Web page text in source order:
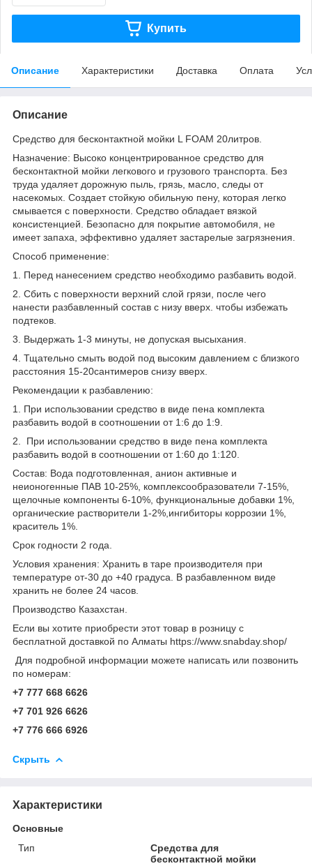
Купить
Описание Характеристики Доставка Оплата
Описание
Средство для бесконтактной мойки L FOAM 20литров.
Назначение: Высоко концентрированное средство для
бесконтактной мойки легкового и грузового транспорта. Без
труда удаляет дорожную пыль, грязь, масло, следы от
насекомых. Создает стойкую обильную пену, которая легко
смывается с поверхности. Средство обладает вязкой
консистенцией. Безопасно для покрытие автомобиля, не
имеет запаха, эффективно удаляет застарелые загрязнения.
Способ применение:
1. Перед нанесением средство необходимо разбавить водой.
2. Сбить с поверхности верхний слой грязи, после чего
нанести разбавленный состав с низу вверх. чтобы избежать
подтеков.
3. Выдержать 1-3 минуты, не допуская высыхания.
4. Тщательно смыть водой под высоким давлением с близкого
расстояния 15-20сантимеров снизу вверх.
Рекомендации к разбавлению:
1. При использовании средство в виде пена комплекта
разбавить водой в соотношении от 1:6 до 1:9.
2. При использовании средство в виде пена комплекта
разбавить водой в соотношении от 1:60 до 1:120.
Состав: Вода подготовленная, анион активные и
неионогенные ПАВ 10-25%, комплексообразователи 7-15%,
щелочные компоненты 6-10%, функциональные добавки 1%,
органические растворители 1-2%,ингибиторы коррозии 1%,
краситель 1%.
Срок годности 2 года.
Условия хранения: Хранить в таре производителя при
температуре от-30 до +40 градуса. В разбавленном виде
хранить не более 24 часов.
Производство Казахстан.
Если вы хотите приобрести этот товар в розницу с
бесплатной доставкой по Алматы https://www.snabday.shop/
Для подробной информации можете написать или позвонить
по номерам:
+7 777 668 6626
+7 701 926 6626
+7 776 666 6926
Скрыть
Характеристики
Основные
Тип
Средства для
бесконтактной мойки